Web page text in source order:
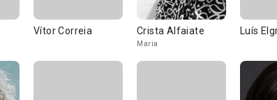
Vítor Correia Crista Alfaiate
Maria
Luís